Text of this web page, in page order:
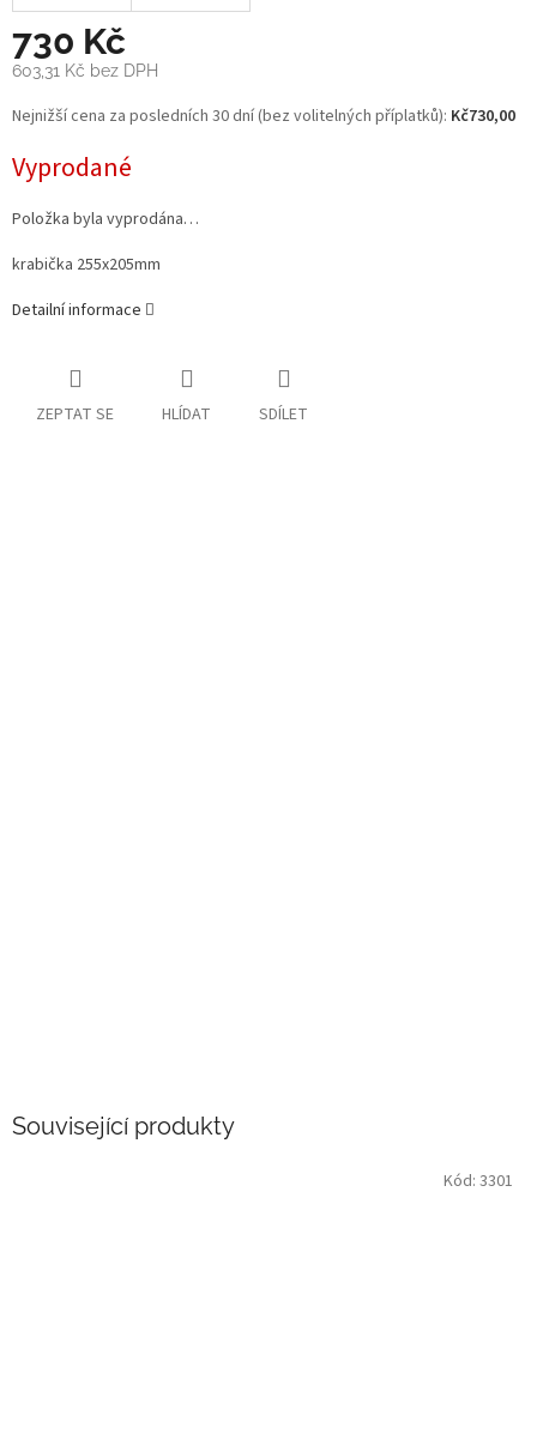
730 Kč
603,31 Kč bez DPH
Měrná
cena:
Nejnižší cena za posledních 30 dní (bez volitelných příplatků): Kč730,00
Vyprodané
Položka byla vyprodána…
krabička 255x205mm
Detailní informace
ZEPTAT SE HLÍDAT SDÍLET
Související produkty
Kód: 3301